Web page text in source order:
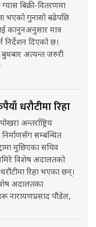
बिक्री-वितरणमा
भएको गुनासो बढेपछि
कानुनअनुसार मात्र
निर्देशन दिएको छ।
अत्यन्त जरुरी
धरौटीमा रिहा
अन्तर्राष्ट्रिय
सम्बन्धित
मुछिएका सचिव
विशेष अदालतको
रिहा भएका छन्।
अदालतका
नारायणप्रसाद पौडेल,